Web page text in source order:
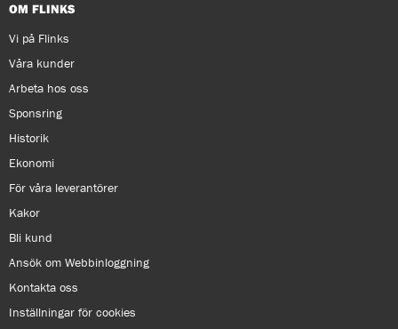
OM FLINKS
Vi på Flinks
Våra kunder
Arbeta hos oss
Sponsring
Historik
Ekonomi
För våra leverantörer
Kakor
Bli kund
Ansök om Webbinloggning
Kontakta oss
Inställningar för cookies